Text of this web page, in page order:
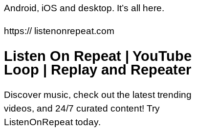
Android, iOS and desktop. It’s all here.
https:// listenonrepeat.com
Listen On Repeat | YouTube
Loop | Replay and Repeater
Discover music, check out the latest trending
videos, and 24/7 curated content! Try
ListenOnRepeat today.